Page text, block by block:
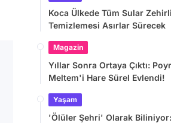
Koca Ülkede Tüm Sular Zehirli
Temizlemesi Asırlar Sürecek
Magazin
Yıllar Sonra Ortaya Çıktı:
Meltem'i Hare Sürel Evlendi!
Yaşam
'Ölüler Şehri' Olarak